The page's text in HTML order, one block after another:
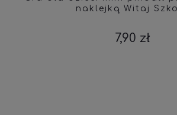
naklejką Witaj
7,90 zł